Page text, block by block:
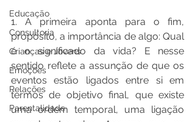
Educação
Consultoria
Crianças e Jovens
Emoções
Relações
Parentalidade
1. A primeira aponta para o fim,
propósito, a importância de algo: Qual
é o significado da vida? E nesse
sentido reflete a assunção de que os
eventos estão ligados entre si em
termos de objetivo final, que existe
uma ordem temporal, uma ligação